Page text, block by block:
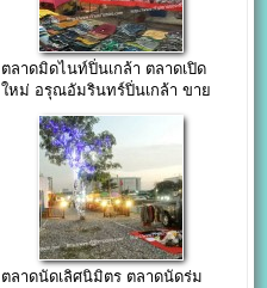
ตลาดมิดไนท์ปิ่นเกล้า ตลาดเปิด
ใหม่ อรุณอัมรินทร์ปิ่นเกล้า ขาย
ตลาดนัดเลิศนิมิตร ตลาดนัดร่ม